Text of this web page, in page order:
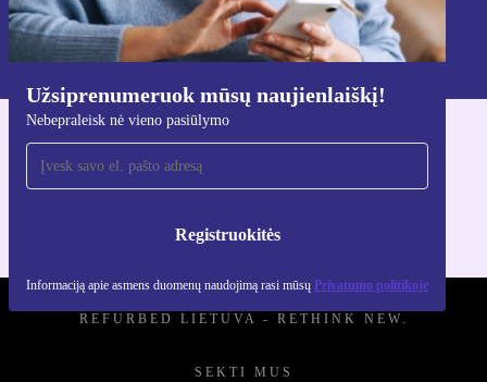
Užsiprenumeruok mūsų naujienlaiškį!
Nebepraleisk nė vieno pasiūlymo
Registruokitės
Informaciją apie asmens duomenų naudojimą rasi mūsų Privatumo politikoje
Registruokitės
Informaciją apie asmens duomenų naudojimą rasi mūsų
Privatumo politikoje.
Atsisiųsti refurbed programėlę
Skirta iOS ir Android
REFURBED LIETUVA - RETHINK NEW.
SEKTI MUS